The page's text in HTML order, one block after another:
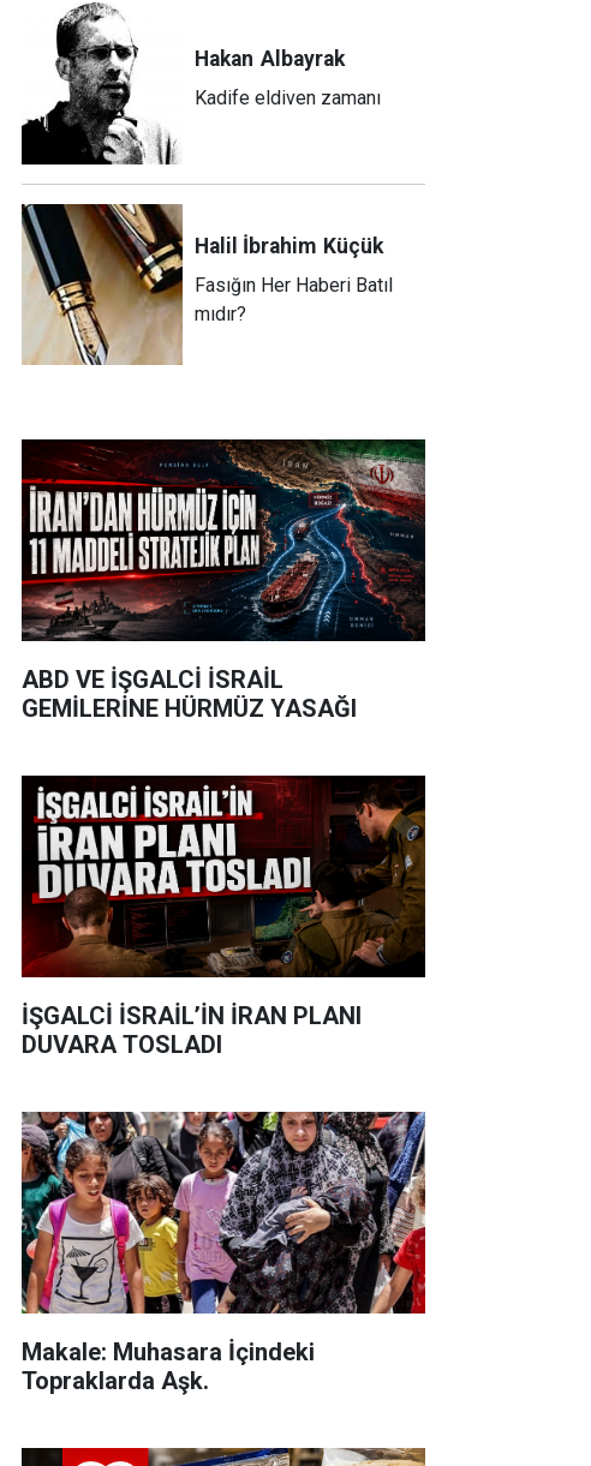
Hakan Albayrak
Kadife eldiven zamanı
Halil İbrahim Küçük
Fasığın Her Haberi Batıl
mıdır?
ABD VE İŞGALCİ İSRAİL
GEMİLERİNE HÜRMÜZ YASAĞI
İŞGALCİ İSRAİL’İN İRAN PLANI
DUVARA TOSLADI
Makale: Muhasara İçindeki
Topraklarda Aşk.